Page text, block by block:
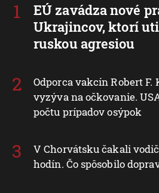
EÚ zavádza nové
Ukrajincov, ktorí
ruskou agresiou
Odporca vakcín Robert F.
vyzýva na očkovanie.
počtu prípadov osýpok
V Chorvátsku čakali
hodín. Čo spôsobilo